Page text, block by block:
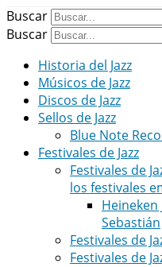
Buscar
Buscar
Historia del Jazz
Músicos de Jazz
Discos de Jazz
Sellos de Jazz
Blue Note
Festivales de Jazz
Festivales de
los festivales
Heineken
Sebastián
Festivales de
Festivales de